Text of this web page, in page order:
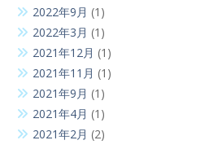
2022年9月 (1)
2022年3月 (1)
2021年12月 (1)
2021年11月 (1)
2021年9月 (1)
2021年4月 (1)
2021年2月 (2)